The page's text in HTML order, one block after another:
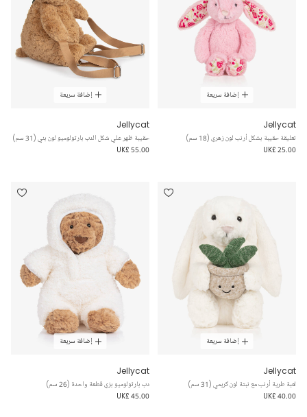
إضافة سريعة
Jellycat
تعليقة حقيبة بشكل أرنب لون زهري (18 سم)
UK£ 25.00
إضافة سريعة
Jellycat
حقيبة ظهر علي شكل الدب بارثولوميو لون بني (31 سم)
UK£ 55.00
إضافة سريعة
Jellycat
لعبة طرية أرنب مع نبتة لون كريمي (31 سم)
UK£ 40.00
إضافة سريعة
Jellycat
دب بارثولوميو بزي قطعة واحدة (26 سم)
UK£ 45.00